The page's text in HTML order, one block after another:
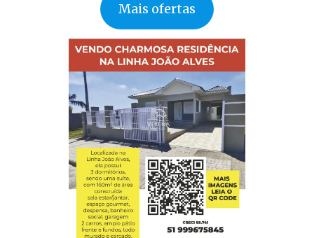
Mais ofertas